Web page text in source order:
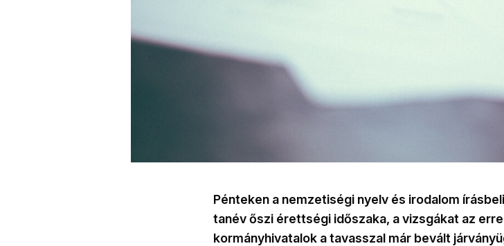
Pénteken a nemzetiségi nyelv és irodalom
tanév őszi érettségi időszaka, a vizsgákat az
kormányhivatalok a tavasszal már bevált